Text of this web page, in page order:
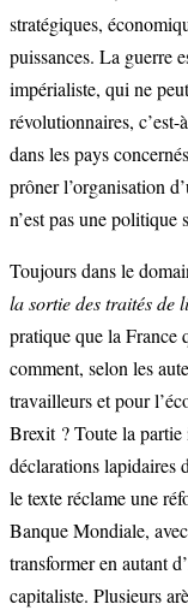
stratégiques,
puissances. La guerre
impérialiste, qui ne
révolutionnaires, c’est-
dans les pays
prôner l’organisation
n’est pas une politique
Toujours dans le
la sortie des traités de
pratique que la France
comment, selon les
travailleurs et pour
Brexit ? Toute la partie
déclarations lapidaires
le texte réclame une
Banque Mondiale,
transformer en autant
capitaliste. Plusieurs